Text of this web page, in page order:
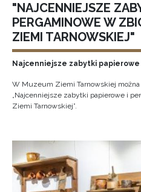
"NAJCENNIEJSZE
PERGAMINOWE W
ZIEMI TARNOWSKIEJ"
Najcenniejsze zabytki
W Muzeum Ziemi Tarnowskiej
„Najcenniejsze zabytki papierowe i
Ziemi Tarnowskiej”.